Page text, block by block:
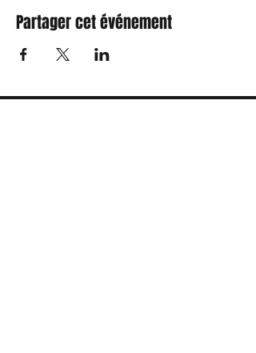
Partager cet événement